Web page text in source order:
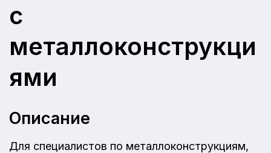
с
металлоконструкци
ями
Описание
Для специалистов по металлоконструкциям,